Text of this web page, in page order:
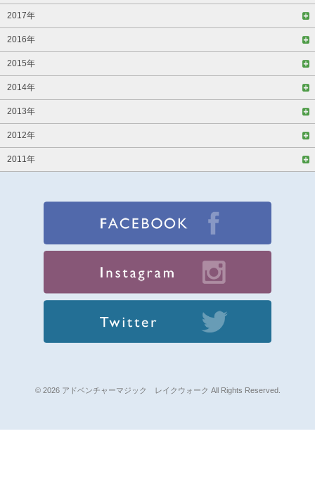
2017年
2016年
2015年
2014年
2013年
2012年
2011年
© 2026 アドベンチャーマジック レイクウォーク All Rights Reserved.